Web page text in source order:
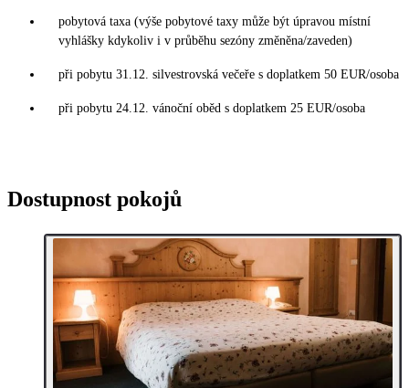
pobytová taxa (výše pobytové taxy může být úpravou místní
vyhlášky kdykoliv i v průběhu sezóny změněna/zaveden)
při pobytu 31.12. silvestrovská večeře s doplatkem 50 EUR/osoba
při pobytu 24.12. vánoční oběd s doplatkem 25 EUR/osoba
Dostupnost pokojů